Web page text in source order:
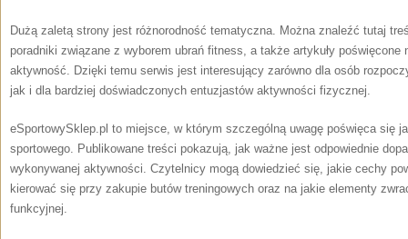
Dużą zaletą strony jest różnorodność tematyczna. Można znaleźć tutaj
poradniki związane z wyborem ubrań fitness, a także artykuły
aktywność. Dzięki temu serwis jest interesujący zarówno dla osób
jak i dla bardziej doświadczonych entuzjastów aktywności fizycznej.
eSportowySklep.pl to miejsce, w którym szczególną uwagę poświęca się
sportowego. Publikowane treści pokazują, jak ważne jest odpowiednie
wykonywanej aktywności. Czytelnicy mogą dowiedzieć się, jakie cechy
kierować się przy zakupie butów treningowych oraz na jakie elementy
funkcyjnej.